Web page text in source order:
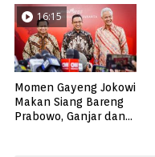
16:15
Momen Gayeng Jokowi
Makan Siang Bareng
Prabowo, Ganjar dan